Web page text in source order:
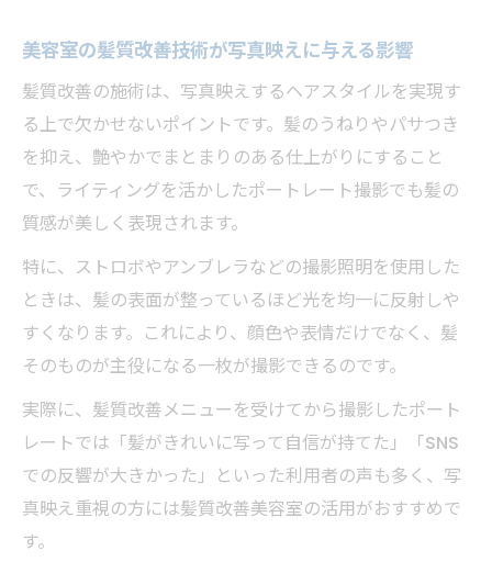
美容室の髪質改善技術が写真映えに与える影響
髪質改善の施術は、写真映えするヘアスタイルを実現す
る上で欠かせないポイントです。髪のうねりやパサつき
を抑え、艶やかでまとまりのある仕上がりにすること
で、ライティングを活かしたポートレート撮影でも髪の
質感が美しく表現されます。
特に、ストロボやアンブレラなどの撮影照明を使用した
ときは、髪の表面が整っているほど光を均一に反射しや
すくなります。これにより、顔色や表情だけでなく、髪
そのものが主役になる一枚が撮影できるのです。
実際に、髪質改善メニューを受けてから撮影したポート
レートでは「髪がきれいに写って自信が持てた」「SNS
での反響が大きかった」といった利用者の声も多く、写
真映え重視の方には髪質改善美容室の活用がおすすめで
す。